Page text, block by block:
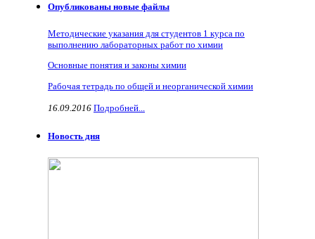
Опубликованы новые файлы
Методические указания для студентов 1 курса по
выполнению лабораторных работ по химии
Основные понятия и законы химии
Рабочая тетрадь по общей и неорганической химии
16.09.2016 Подробней...
Новость дня